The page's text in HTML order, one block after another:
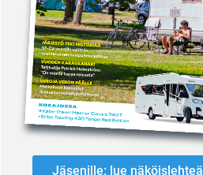
Jäsenille: lue näköislehteä